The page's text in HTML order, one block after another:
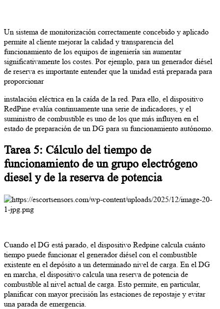
Un sistema de monitorización correctamente concebido y aplicado
permite al cliente mejorar la calidad y transparencia del
funcionamiento de los equipos de ingeniería sin aumentar
significativamente los costes. Por ejemplo, para un generador diésel
de reserva es importante entender que la unidad está preparada para
proporcionar
instalación eléctrica en la caída de la red. Para ello, el dispositivo
RedPine evalúa continuamente una serie de indicadores, y el
suministro de combustible es uno de los que más influyen en el
estado de preparación de un DG para su funcionamiento autónomo.
Tarea 5: Cálculo del tiempo de
funcionamiento de un grupo electrógeno
diesel y de la reserva de potencia
Cuando el DG está parado, el dispositivo Redpine calcula cuánto
tiempo puede funcionar el generador diésel con el combustible
existente en el depósito a un determinado nivel de carga. En el DG
en marcha, el dispositivo calcula una reserva de potencia de
combustible al nivel actual de carga. Esto permite, en particular,
planificar con mayor precisión las estaciones de repostaje y evitar
una parada de emergencia.